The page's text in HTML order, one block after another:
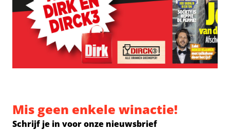
Mis geen enkele winactie!
Schrijf je in voor onze nieuwsbrief